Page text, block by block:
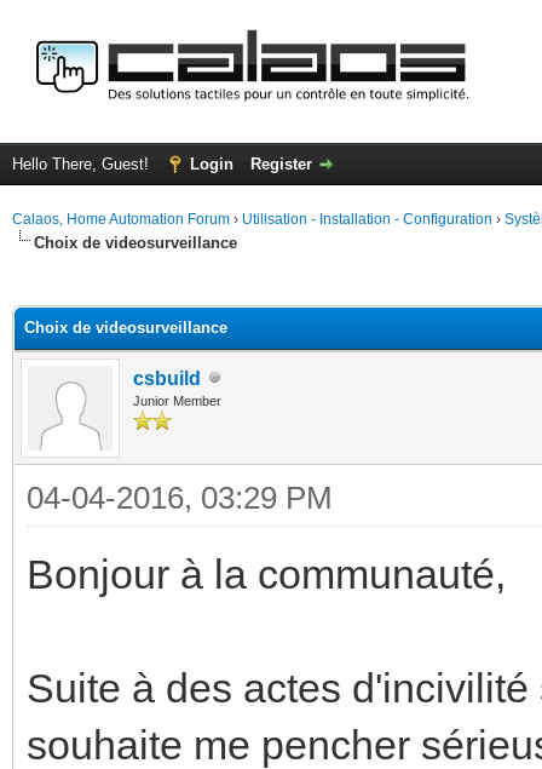
Hello There, Guest! Login Register
Calaos, Home Automation Forum › Utilisation - Installation - Configuration ›
Choix de videosurveillance
Choix de videosurveillance
csbuild
Junior Member
04-04-2016, 03:29 PM
Bonjour à la communauté,
Suite à des actes
souhaite me pencher